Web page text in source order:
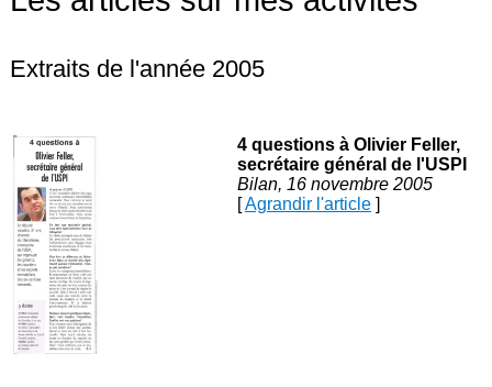
Extraits de l'année 2005
4 questions à Olivier Feller,
secrétaire général de l'USPI
Bilan, 16 novembre 2005
[Agrandir l'article]